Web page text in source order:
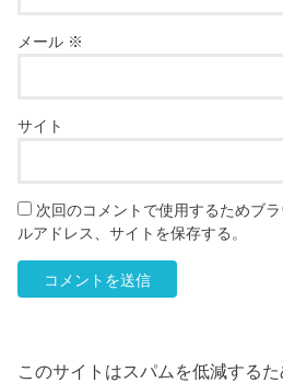
メール ※
サイト
次回のコメントで使用するためブ
ルアドレス、サイトを保存する。
このサイトはスパムを低減する